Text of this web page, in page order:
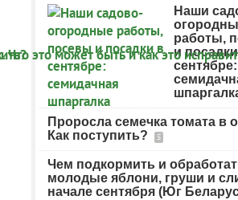
Наши
работы,
и
сентябре:
Проросла семечка томата в
Как поступить?
5
Чем подкормить и
молодые яблони, груши и
начале сентября (Юг